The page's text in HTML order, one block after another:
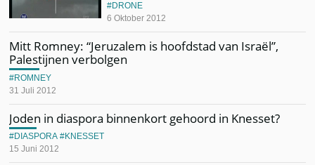
6 Oktober 2012
DRONE
Mitt Romney: “Jeruzalem is hoofdstad van Israël”,
Palestijnen verbolgen
31 Juli 2012
ROMNEY
Joden in diaspora binnenkort gehoord in Knesset?
15 Juni 2012
DIASPORA KNESSET